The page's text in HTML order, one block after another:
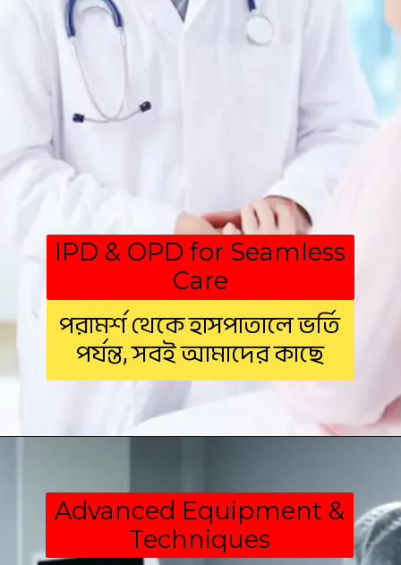
IPD & OPD for Seamless
Care
পরামর্শ থেকে হাসপাতালে ভর্তি
পর্যন্ত, সবই আমাদের কাছে
Advanced Equipment &
Techniques